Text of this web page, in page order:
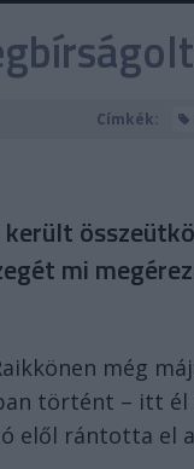
Címkék:
mi
még
történt – itt él
elől rántotta el